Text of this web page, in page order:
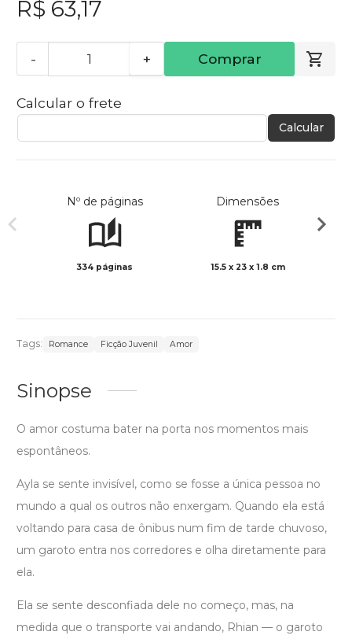
R$ 63,17
- + Comprar
Calcular o frete
Calcular
Nº de páginas
334 páginas
Dimensões
15.5 x 23 x 1.8 cm
Tags: Romance Ficção Juvenil Amor
Sinopse
O amor costuma bater na porta nos momentos mais
espontâneos.
Ayla se sente invisível, como se fosse a única pessoa no
mundo a qual os outros não enxergam. Quando ela está
voltando para casa de ônibus num fim de tarde chuvoso,
um garoto entra nos corredores e olha diretamente para
ela.
Ela se sente desconfiada dele no começo, mas, na
medida que o transporte vai andando, Rhian — o garoto